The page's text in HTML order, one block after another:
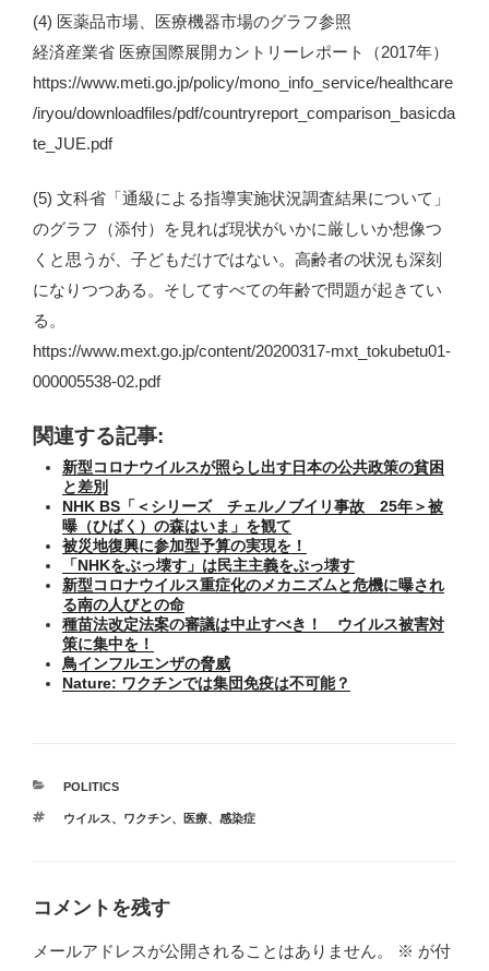
(4) 医薬品市場、医療機器市場のグラフ参照
経済産業省 医療国際展開カントリーレポート（2017年）
https://www.meti.go.jp/policy/mono_info_service/healthcare
/iryou/downloadfiles/pdf/countryreport_comparison_basicda
te_JUE.pdf
(5) 文科省「通級による指導実施状況調査結果について」
のグラフ（添付）を見れば現状がいかに厳しいか想像つ
くと思うが、子どもだけではない。高齢者の状況も深刻
になりつつある。そしてすべての年齢で問題が起きてい
る。
https://www.mext.go.jp/content/20200317-mxt_tokubetu01-
000005538-02.pdf
関連する記事:
新型コロナウイルスが照らし出す日本の公共政策の貧困
と差別
NHK BS「＜シリーズ チェルノブイリ事故 25年＞被
曝（ひばく）の森はいま」を観て
被災地復興に参加型予算の実現を！
「NHKをぶっ壊す」は民主主義をぶっ壊す
新型コロナウイルス重症化のメカニズムと危機に曝され
る南の人びとの命
種苗法改定法案の審議は中止すべき！ ウイルス被害対
策に集中を！
鳥インフルエンザの脅威
Nature: ワクチンでは集団免疫は不可能？
カ
ゴ
POLITICS
タ
ウイルス、 ワクチン、 医療、 感染症
コメントを残す
メールアドレスが公開されることはありません。 ※ が付